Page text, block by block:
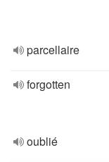
parcellaire
forgotten
oublié